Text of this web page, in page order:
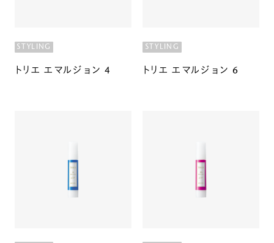
STYLING
トリエ エマルジョン 4
STYLING
トリエ エマルジョン 6